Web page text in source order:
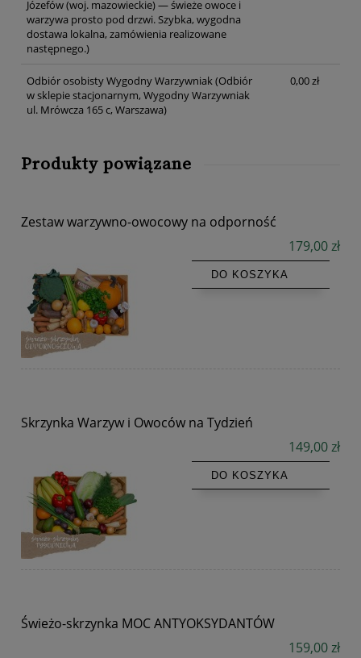
Józefów (woj. mazowieckie) — świeże owoce i
warzywa prosto pod drzwi. Szybka, wygodna
dostawa lokalna, zamówienia realizowane
następnego.)
Odbiór osobisty Wygodny Warzywniak(Odbiór
w sklepie stacjonarnym, Wygodny Warzywniak
ul. Mrówcza 165 c, Warszawa)
0,00 zł
Produkty powiązane
Zestaw warzywno-owocowy na odporność
179,00 zł
DO KOSZYKA
Skrzynka Warzyw i Owoców na Tydzień
149,00 zł
DO KOSZYKA
Świeżo-skrzynka MOC ANTYOKSYDANTÓW
159,00 zł